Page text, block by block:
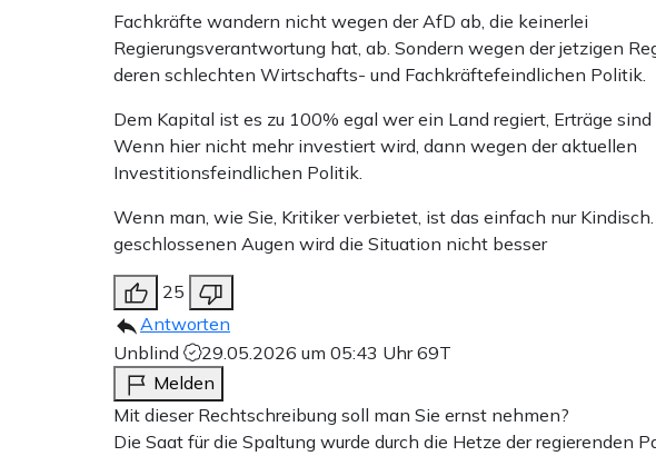
Fachkräfte wandern nicht wegen der AfD ab, die keinerlei
Regierungsverantwortung hat, ab. Sondern wegen der jetzigen
deren schlechten Wirtschafts- und Fachkräftefeindlichen Politik.
Dem Kapital ist es zu 100% egal wer ein Land regiert, Erträge sind
Wenn hier nicht mehr investiert wird, dann wegen der aktuellen
Investitionsfeindlichen Politik.
Wenn man, wie Sie, Kritiker verbietet, ist das einfach nur
geschlossenen Augen wird die Situation nicht besser
25
Antworten
Unblind
29.05.2026 um 05:43 Uhr69T
Melden
Mit dieser Rechtschreibung soll man Sie ernst nehmen?
Die Saat für die Spaltung wurde durch die Hetze der regierenden